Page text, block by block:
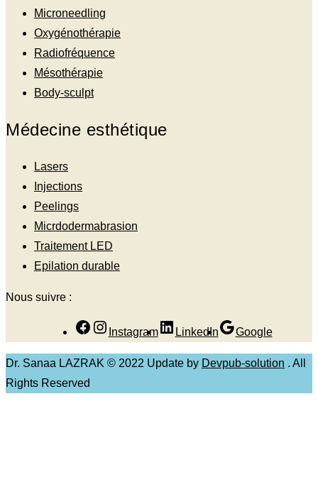
Microneedling
Oxygénothérapie
Radiofréquence
Mésothérapie
Body-sculpt
Médecine esthétique
Lasers
Injections
Peelings
Micrdodermabrasion
Traitement LED
Epilation durable
Nous suivre :
Instagram LinkedIn Google
Dr. Sanaa LAZRAK © 2022 Update by Devpub-solution . All
Rights Reserved